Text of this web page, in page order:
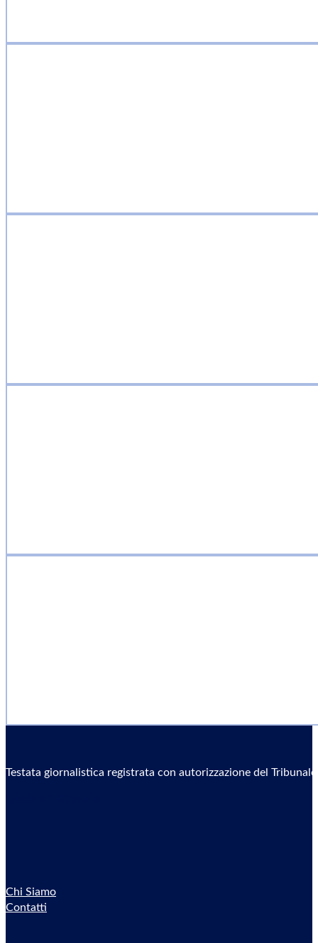
Testata giornalistica registrata con autorizzazione del
Chi Siamo
Contatti